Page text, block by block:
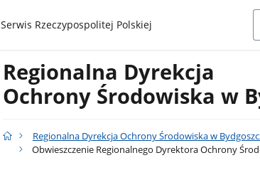
gov.pl
Serwis Rzeczypospolitej Polskiej
Regionalna Dyrekcja
Ochrony Środowiska w
Regionalna Dyrekcja Ochrony Środowiska w
Obwieszczenie Regionalnego Dyrektora Ochrony